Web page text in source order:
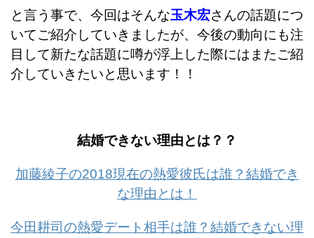
と言う事で、今回はそんな玉木宏さんの話題につ
いてご紹介していきましたが、今後の動向にも注
目して新たな話題に噂が浮上した際にはまたご紹
介していきたいと思います！！
結婚できない理由とは？？
加藤綾子の2018現在の熱愛彼氏は誰？結婚でき
な理由とは！
今田耕司の熱愛デート相手は誰？結婚できない理